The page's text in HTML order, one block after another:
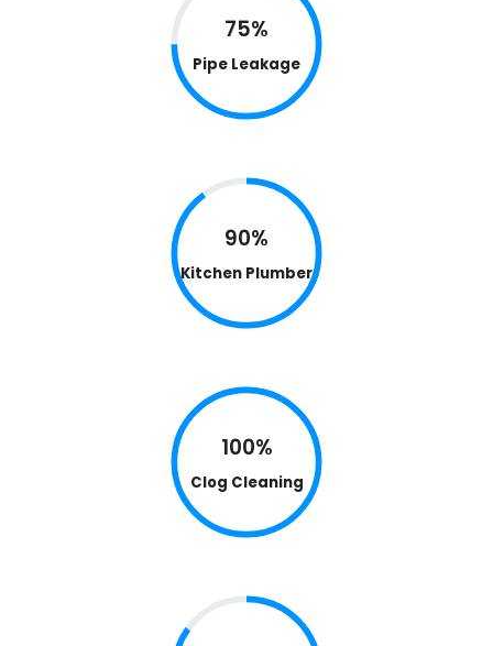
75%
Pipe Leakage
90%
Kitchen Plumber
100%
Clog Cleaning